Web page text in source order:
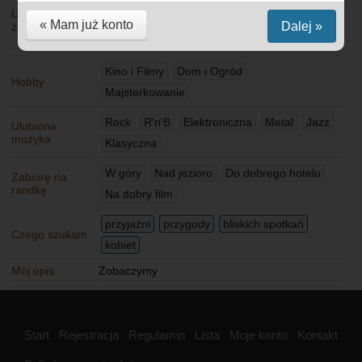
Ulubiona
żywność
Kuchnia śródziemnomorska
Kuchnia Street Food
Hobby
Kino i Filmy
Dom i Ogród
Majsterkowanie
Ulubiona
muzyka
Rock R'n'B Elektroniczna Metal
Jazz
Klasyczna
Zabiorę na
randkę
W góry Nad jezioro
Do dobrego hotelu
Na dobry film
Czego szukam
przyjaźni przygody
bliskich spotkań
kobiet
Mój opis
Zobaczymy
Start Rejestracja Regulamin Lista Moje konto Kontakt
« Mam już konto Dalej »